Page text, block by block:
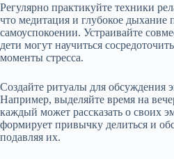
Регулярно практикуйте техники
что медитация и глубокое дыхание
самоуспокоении. Устраивайте
дети могут научиться
моменты стресса.
Создайте ритуалы для обсуждения
Например, выделяйте время на
каждый может рассказать о своих
формирует привычку делиться и
подавляя их.